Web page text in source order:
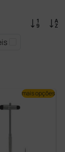
mais opções